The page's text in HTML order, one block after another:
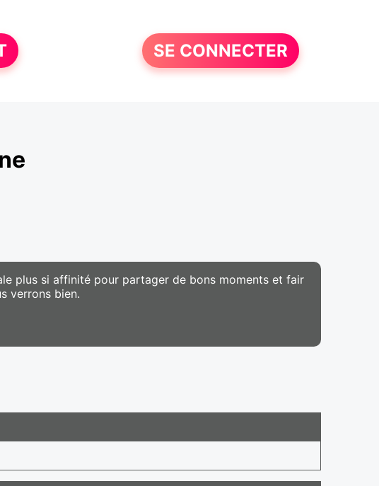
SE CONNECTER
plus si affinité pour partager de bons moments et fair
verrons bien.